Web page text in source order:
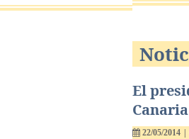
El
Canaria
22/05/2014